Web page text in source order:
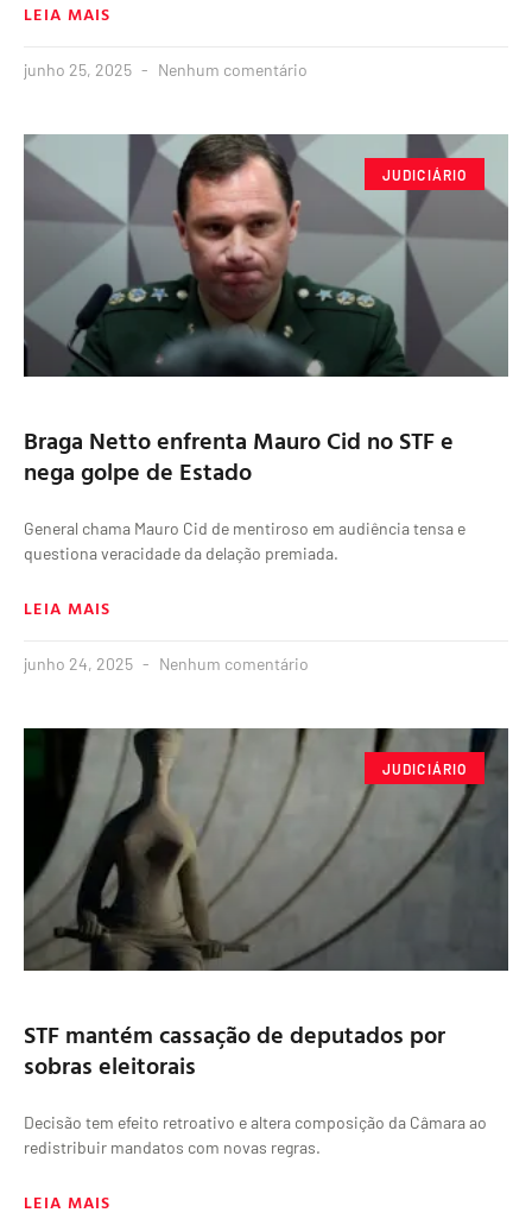
LEIA MAIS
junho 25, 2025 Nenhum comentário
JUDICIÁRIO
Braga Netto enfrenta Mauro Cid no STF e
nega golpe de Estado
General chama Mauro Cid de mentiroso em audiência tensa e
questiona veracidade da delação premiada.
LEIA MAIS
junho 24, 2025 Nenhum comentário
JUDICIÁRIO
STF mantém cassação de deputados por
sobras eleitorais
Decisão tem efeito retroativo e altera composição da Câmara ao
redistribuir mandatos com novas regras.
LEIA MAIS